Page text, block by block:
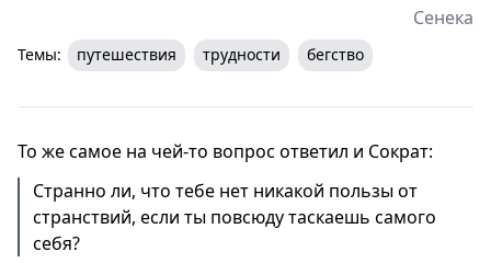
Сенека
Темы: путешествия трудности бегство
То же самое на чей-то вопрос ответил и Сократ:
Странно ли, что тебе нет никакой пользы от
странствий, если ты повсюду таскаешь самого
себя?